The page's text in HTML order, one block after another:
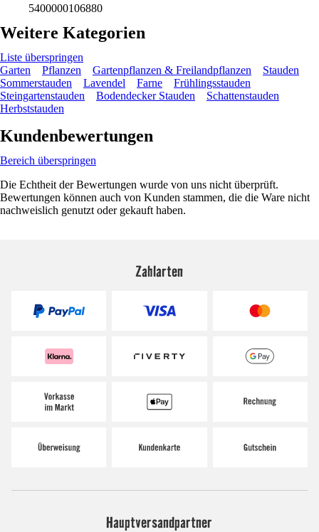
5400000106880
Weitere Kategorien
Liste überspringen
Garten
Pflanzen Gartenpflanzen & Freilandpflanzen
Stauden
Sommerstauden
Lavendel Farne
Frühlingsstauden
Steingartenstauden
Bodendecker Stauden
Schattenstauden
Herbststauden
Kundenbewertungen
Bereich überspringen
Die Echtheit der Bewertungen wurde von uns nicht überprüft.
Bewertungen können auch von Kunden stammen, die die Ware nicht
nachweislich genutzt oder gekauft haben.
Zahlarten
Hauptversandpartner